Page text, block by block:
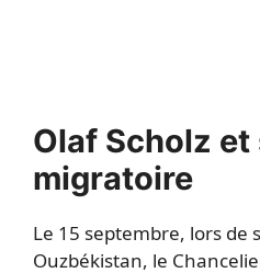
Olaf Scholz et
migratoire
Le 15 septembre, lors de
Ouzbékistan, le